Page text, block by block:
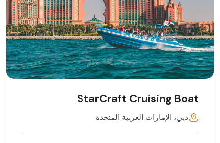
StarCraft Cruising Boat
دبي، الإمارات العربية المتحدة